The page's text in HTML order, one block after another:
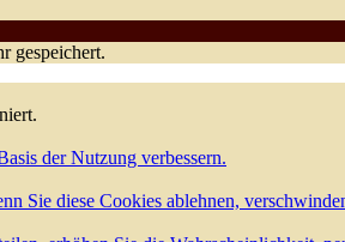
gespeichert.
der Nutzung verbessern.
Sie diese Cookies ablehnen,